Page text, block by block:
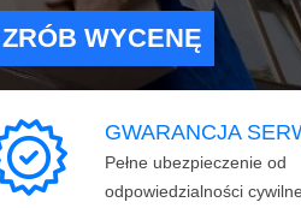
ZRÓB WYCENĘ
GWARANCJA
Pełne ubezpieczenie od
odpowiedzialności